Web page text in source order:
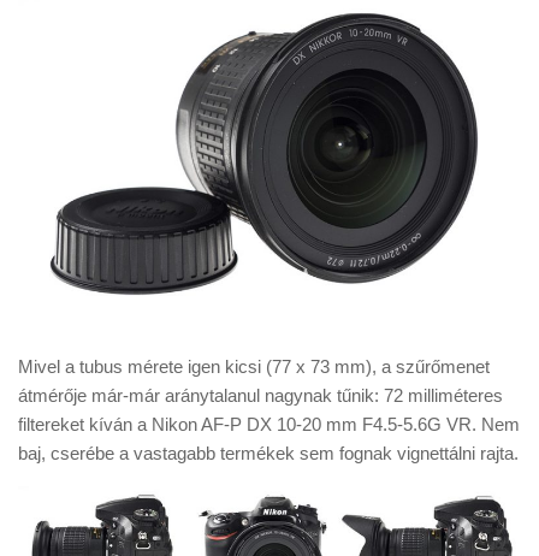
Mivel a tubus mérete igen kicsi (77 x 73 mm), a szűrőmenet
átmérője már-már aránytalanul nagynak tűnik: 72 milliméteres
filtereket kíván a Nikon AF-P DX 10-20 mm F4.5-5.6G VR. Nem
baj, cserébe a vastagabb termékek sem fognak vignettálni rajta.